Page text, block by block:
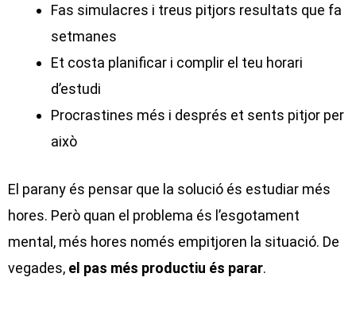
Fas simulacres i treus pitjors resultats que fa
setmanes
Et costa planificar i complir el teu horari
d’estudi
Procrastines més i després et sents pitjor per
això
El parany és pensar que la solució és estudiar més
hores. Però quan el problema és l’esgotament
mental, més hores només empitjoren la situació. De
vegades, el pas més productiu és parar.